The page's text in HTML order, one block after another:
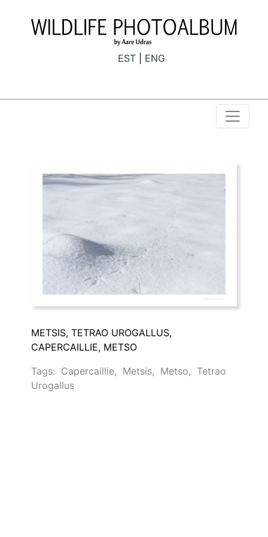
EST ENG
METSIS, TETRAO UROGALLUS,
CAPERCAILLIE, METSO
Tags: Capercaillie, Metsis, Metso, Tetrao
Urogallus